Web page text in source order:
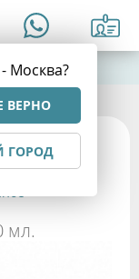
Москва?
ВЕРНО
ГОРОД
мл.